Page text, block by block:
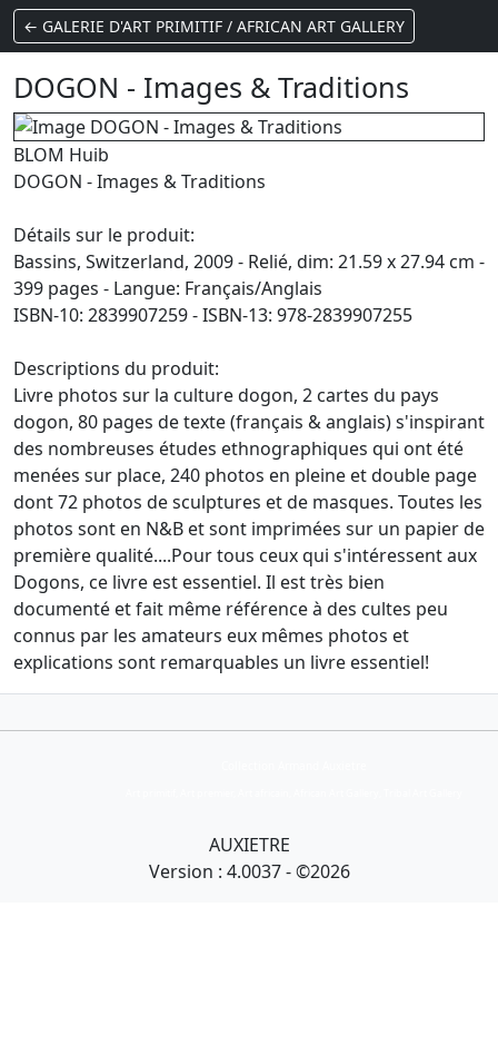
← GALERIE D'ART PRIMITIF / AFRICAN ART GALLERY
DOGON - Images & Traditions
BLOM Huib
DOGON - Images & Traditions
Détails sur le produit:
Bassins, Switzerland, 2009 - Relié, dim: 21.59 x 27.94 cm -
399 pages - Langue: Français/Anglais
ISBN-10: 2839907259 - ISBN-13: 978-2839907255
Descriptions du produit:
Livre photos sur la culture dogon, 2 cartes du pays
dogon, 80 pages de texte (français & anglais) s'inspirant
des nombreuses études ethnographiques qui ont été
menées sur place, 240 photos en pleine et double page
dont 72 photos de sculptures et de masques. Toutes les
photos sont en N&B et sont imprimées sur un papier de
première qualité....Pour tous ceux qui s'intéressent aux
Dogons, ce livre est essentiel. Il est très bien
documenté et fait même référence à des cultes peu
connus par les amateurs eux mêmes photos et
explications sont remarquables un livre essentiel!
AUXIETRE
Version : 4.0037 - ©2026